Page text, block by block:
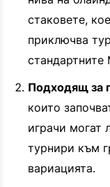
стаковете,
приключва
стандартните
Подходящ за
които
играчи могат
турнири към
вариацията.